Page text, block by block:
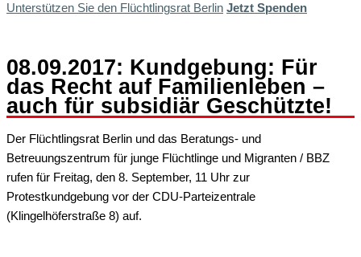
Unterstützen Sie den Flüchtlingsrat Berlin Jetzt Spenden
08.09.2017: Kundgebung: Für
das Recht auf Familienleben –
auch für subsidiär Geschützte!
Der Flüchtlingsrat Berlin und das Beratungs- und
Betreuungszentrum für junge Flüchtlinge und Migranten / BBZ
rufen für Freitag, den 8. September, 11 Uhr zur
Protestkundgebung vor der CDU-Parteizentrale
(Klingelhöferstraße 8) auf.